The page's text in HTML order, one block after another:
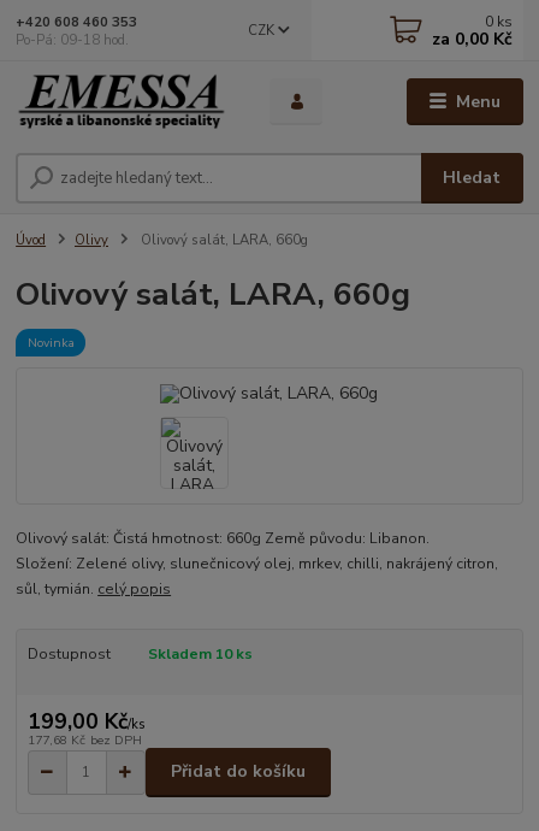
Menu
CZK
Hledat
+420 608 460 353
Po-Pá: 09-18 hod.
0 ks
za 0,00 Kč
Úvod Olivy Olivový salát, LARA, 660g
Olivový salát, LARA, 660g
Novinka
Olivový salát: Čistá hmotnost: 660g Země původu: Libanon.
Složení: Zelené olivy, slunečnicový olej, mrkev, chilli, nakrájený citron,
sůl, tymián. celý popis
Dostupnost Skladem 10 ks
199,00 Kč/ks
177,68 Kč bez DPH
Přidat do košíku